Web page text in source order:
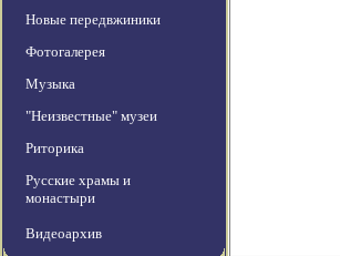
Новые передвжиники
Фотогалерея
Музыка
"Неизвестные" музеи
Риторика
Русские храмы и
монастыри
Видеоархив